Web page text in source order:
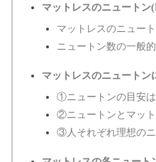
マットレスのニュートン
マットレスのニュー
ニュートン数の一般
マットレスのニュートン
①ニュートンの目安
②ニュートンとマッ
③人それぞれ理想の